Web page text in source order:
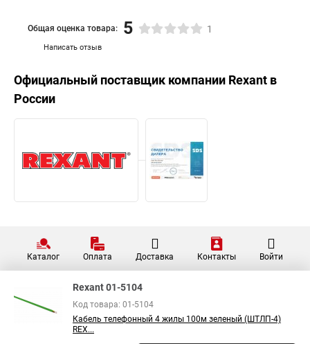
Написать отзыв
Общая оценка товара: 5 1
Официальный поставщик компании Rexant в
России
Каталог Оплата Доставка Контакты Войти
Rexant 01-5104
Код товара: 01-5104
Кабель телефонный 4 жилы 100м зеленый (ШТЛП-4)
REX...